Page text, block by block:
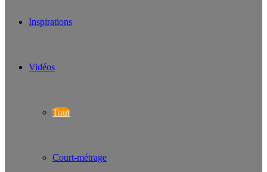
Inspirations
Vidéos
Tout
Court-métrage